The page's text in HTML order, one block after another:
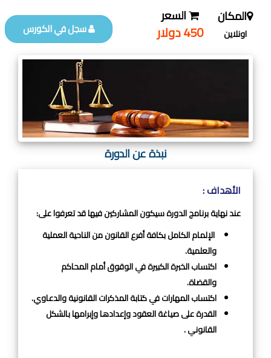
المكان
اونلاين
السعر
450 دولار سجل في الكورس
نبذة عن الدورة
الأهداف :
عند نهاية برنامج الدورة سيكون المشاركين فيها قد تعرفوا على:
الإلمام الكامل بكافة أفرع القانون من الناحية العملية
والعلمية.
اكتساب الخبرة الكبيرة في الوقوق أمام المحاكم
والقضاة.
اكتساب المهارات في كتابة المذكرات القانونية والدعاوي.
القدرة على صياغة العقود وإعدادها وإبرامها بالشكل
القانوني .